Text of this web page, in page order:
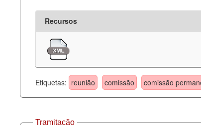
Recursos
Etiquetas: reunião comissão comissão
Tramitação